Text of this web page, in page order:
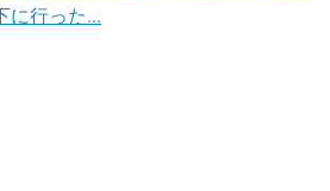
に行った...